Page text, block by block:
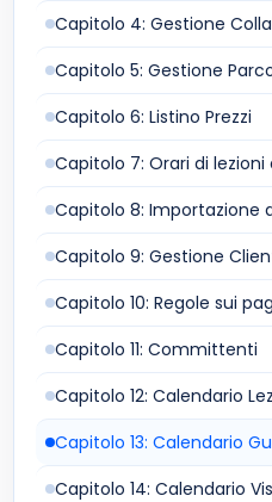
Capitolo 4: Gestione
Capitolo 5: Gestione
Capitolo 6: Listino Prezzi
Capitolo 7: Orari di
Capitolo 8: Importazione
Capitolo 9: Gestione
Capitolo 10: Regole sui
Capitolo 11: Committenti
Capitolo 12: Calendario
Capitolo 13: Calendario
Capitolo 14: Calendario